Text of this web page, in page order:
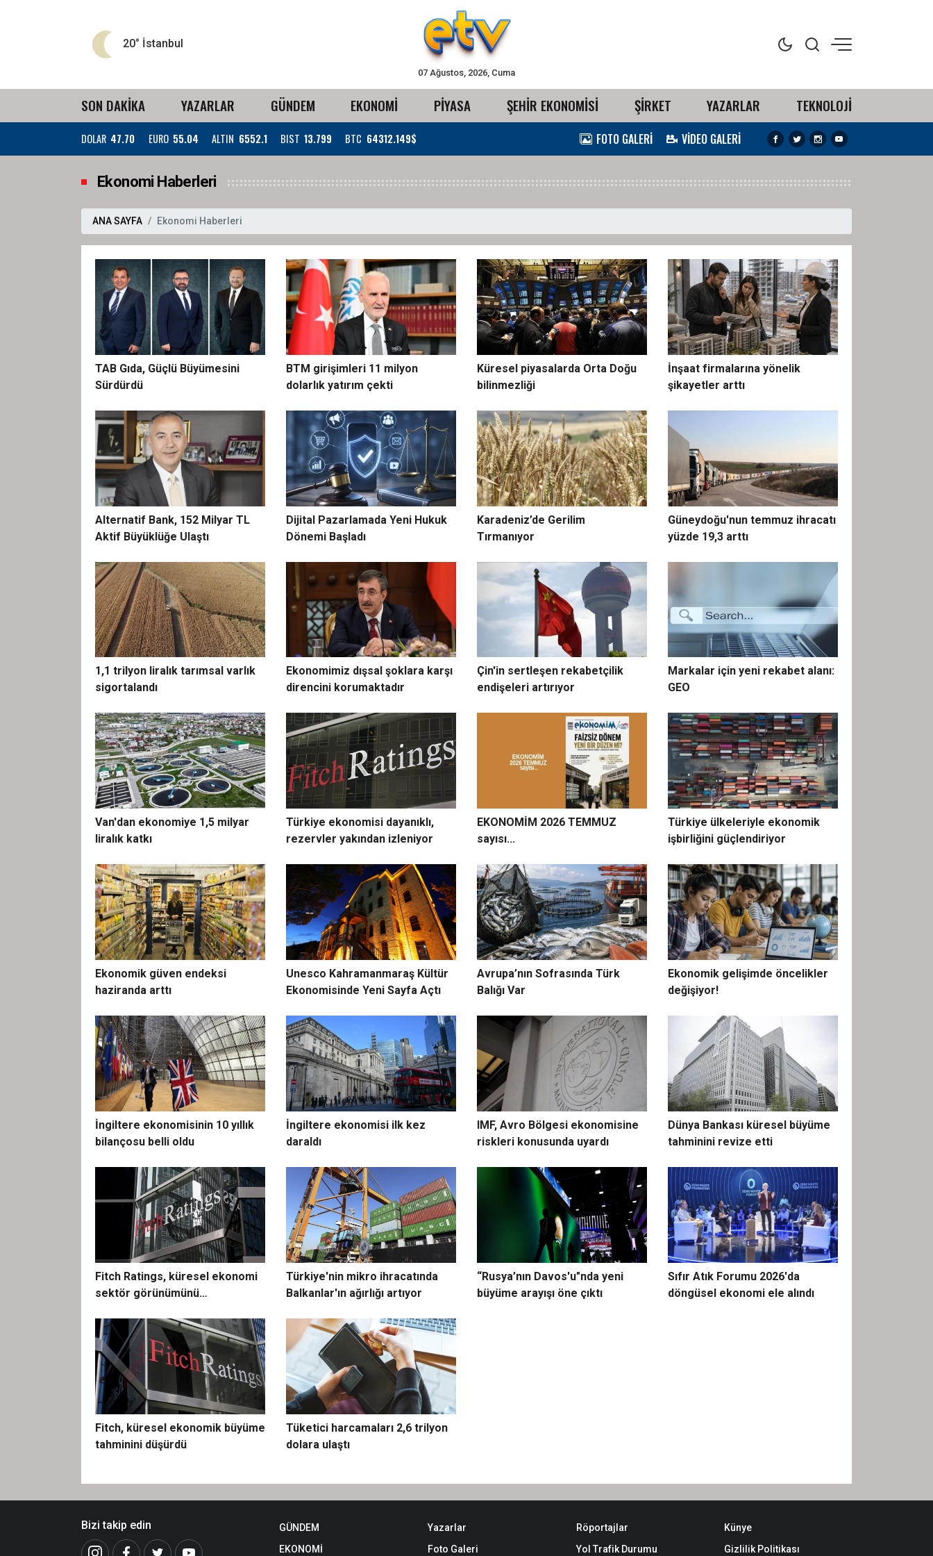
20° İstanbul
07 Ağustos, 2026, Cuma
SON DAKİKA YAZARLAR GÜNDEM EKONOMİ PİYASA ŞEHİR EKONOMİSİ ŞİRKET YAZARLAR TEKNOLOJİ
DOLAR 47.70 EURO 55.04 ALTIN 6552.1 BIST 13.799 BTC 64312.149$ FOTO GALERİ VİDEO GALERİ
Ekonomi Haberleri
ANA SAYFA Ekonomi Haberleri
TAB Gıda, Güçlü Büyümesini
Sürdürdü
BTM girişimleri 11 milyon
dolarlık yatırım çekti
Küresel piyasalarda Orta Doğu
bilinmezliği
İnşaat firmalarına yönelik
şikayetler arttı
Alternatif Bank, 152 Milyar TL
Aktif Büyüklüğe Ulaştı
Dijital Pazarlamada Yeni Hukuk
Dönemi Başladı
Karadeniz’de Gerilim
Tırmanıyor
Güneydoğu'nun temmuz ihracatı
yüzde 19,3 arttı
1,1 trilyon liralık tarımsal varlık
sigortalandı
Ekonomimiz dışsal şoklara karşı
direncini korumaktadır
Çin'in sertleşen rekabetçilik
endişeleri artırıyor
Markalar için yeni rekabet alanı:
GEO
Van'dan ekonomiye 1,5 milyar
liralık katkı
Türkiye ekonomisi dayanıklı,
rezervler yakından izleniyor
EKONOMİM 2026 TEMMUZ
sayısı...
Türkiye ülkeleriyle ekonomik
işbirliğini güçlendiriyor
Ekonomik güven endeksi
haziranda arttı
Unesco Kahramanmaraş Kültür
Ekonomisinde Yeni Sayfa Açtı
Avrupa’nın Sofrasında Türk
Balığı Var
Ekonomik gelişimde öncelikler
değişiyor!
İngiltere ekonomisinin 10 yıllık
bilançosu belli oldu
İngiltere ekonomisi ilk kez
daraldı
IMF, Avro Bölgesi ekonomisine
riskleri konusunda uyardı
Dünya Bankası küresel büyüme
tahminini revize etti
Fitch Ratings, küresel ekonomi
sektör görünümünü
düşürdü
Türkiye'nin mikro ihracatında
Balkanlar'ın ağırlığı artıyor
“Rusya’nın Davos'u"nda yeni
büyüme arayışı öne çıktı
Sıfır Atık Forumu 2026'da
döngüsel ekonomi ele alındı
Fitch, küresel ekonomik büyüme
tahminini düşürdü
Tüketici harcamaları 2,6 trilyon
dolara ulaştı
Bizi takip edin
GÜNDEM
EKONOMİ
Yazarlar
Foto Galeri
Röportajlar
Yol Trafik Durumu
Künye
Gizlilik Politikası